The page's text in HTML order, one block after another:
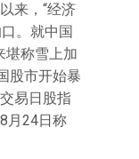
来，“经济
。就中国
堪称雪上加
股市开始暴
易日股指
月24日称